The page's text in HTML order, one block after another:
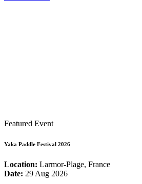
Featured Event
Yaka Paddle Festival 2026
Location: Larmor-Plage, France
Date: 29 Aug 2026